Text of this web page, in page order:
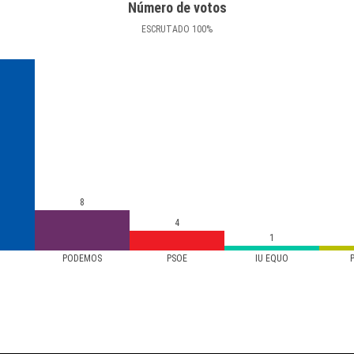
Número de votos
ESCRUTADO 100%
PODEMOS PSOE IU EQUO
8
4
1